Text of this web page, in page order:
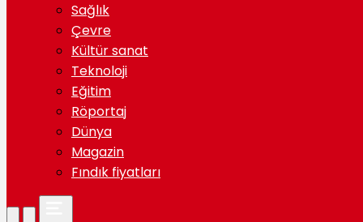
Sağlık
Çevre
Kültür sanat
Teknoloji
Eğitim
Röportaj
Dünya
Magazin
Fındık fiyatları